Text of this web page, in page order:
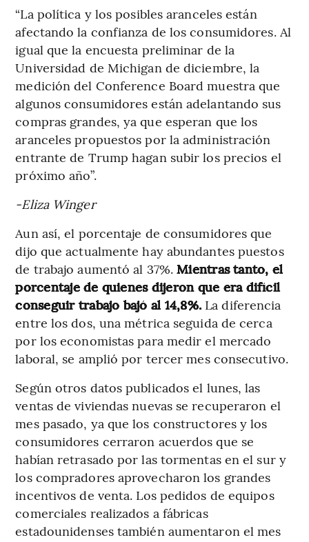
“La política y los posibles aranceles están
afectando la confianza de los consumidores. Al
igual que la encuesta preliminar de la
Universidad de Michigan de diciembre, la
medición del Conference Board muestra que
algunos consumidores están adelantando sus
compras grandes, ya que esperan que los
aranceles propuestos por la administración
entrante de Trump hagan subir los precios el
próximo año”.
-Eliza Winger
Aun así, el porcentaje de consumidores que
dijo que actualmente hay abundantes puestos
de trabajo aumentó al 37%.Mientras tanto, el
porcentaje de quienes dijeron que era difícil
conseguir trabajo bajó al 14,8%. La diferencia
entre los dos, una métrica seguida de cerca
por los economistas para medir el mercado
laboral, se amplió por tercer mes consecutivo.
Según otros datos publicados el lunes, las
ventas de viviendas nuevas se recuperaron el
mes pasado, ya que los constructores y los
consumidores cerraron acuerdos que se
habían retrasado por las tormentas en el sur y
los compradores aprovecharon los grandes
incentivos de venta. Los pedidos de equipos
comerciales realizados a fábricas
estadounidenses también aumentaron el mes